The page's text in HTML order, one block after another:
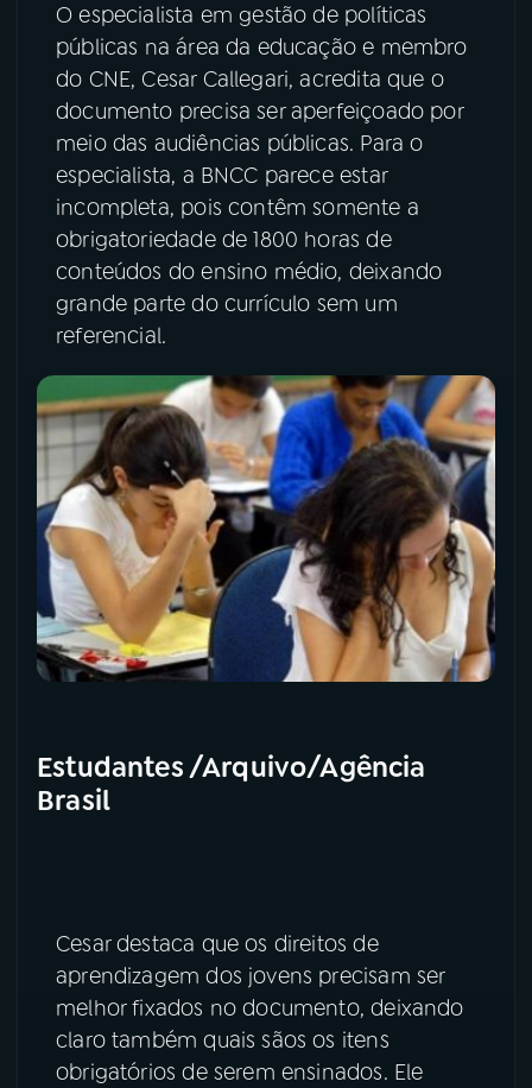
Instagram
O especialista em gestão de políticas
públicas na área da educação e membro
do CNE, Cesar Callegari, acredita que o
documento precisa ser aperfeiçoado por
meio das audiências públicas. Para o
especialista, a BNCC parece estar
incompleta, pois contêm somente a
obrigatoriedade de 1800 horas de
conteúdos do ensino médio, deixando
grande parte do currículo sem um
referencial.
Estudantes /Arquivo/Agência
Brasil
Cesar destaca que os direitos de
aprendizagem dos jovens precisam ser
melhor fixados no documento, deixando
claro também quais sãos os itens
obrigatórios de serem ensinados. Ele